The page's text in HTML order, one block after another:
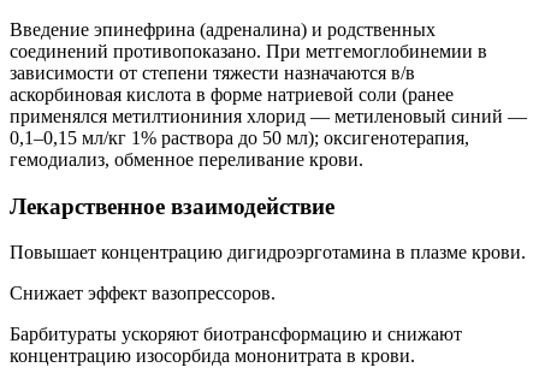
Введение эпинефрина (адреналина) и родственных
соединений противопоказано. При метгемоглобинемии в
зависимости от степени тяжести назначаются в/в
аскорбиновая кислота в форме натриевой соли (ранее
применялся метилтиониния хлорид — метиленовый синий —
0,1–0,15 мл/кг 1% раствора до 50 мл); оксигенотерапия,
гемодиализ, обменное переливание крови.
Лекарственное взаимодействие
Повышает концентрацию дигидроэрготамина в плазме крови.
Снижает эффект вазопрессоров.
Барбитураты ускоряют биотрансформацию и снижают
концентрацию изосорбида мононитрата в крови.